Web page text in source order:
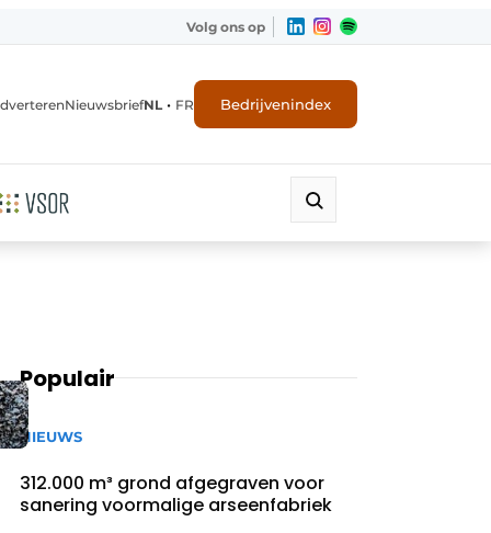
Volg ons op
NieuwsbriefNL • FR Bedrijvenindex
Populair
NIEUWS
312.000 m³ grond afgegraven voor
sanering voormalige arseenfabriek